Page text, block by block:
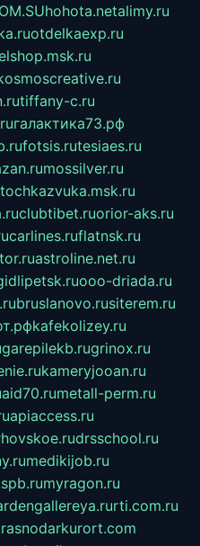
hohota.netalimy.ru
otdelkaexp.ru
tiffany-c.ru
галактика73.рф
fotsis.rutesiaes.ru
mossilver.ru
tochkazvuka.msk.ru
clubtibet.ruorior-aks.ru
carlines.ruflatnsk.ru
astroline.net.ru
ooo-driada.ru
bruslanovo.rusiterem.ru
kafekolizey.ru
grinox.ru
kameryjooan.ru
aid70.rumetall-perm.ru
apiaccess.ru
drsschool.ru
medikijob.ru
myragon.ru
rti.com.ru